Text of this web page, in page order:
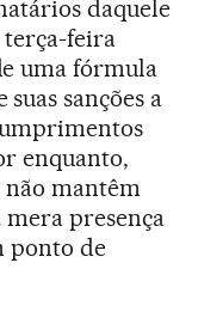
daquele
feira
uma fórmula
sanções a
enquanto,
mantêm
mera presença
ponto de